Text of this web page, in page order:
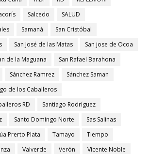
Salcedo
SALUD
Samaná
San Cristóbal
San José de las Matas
San jose de Ocoa
de la Maguana
San Rafael Barahona
Sánchez Ramrez
Sánchez Saman
de los Caballeros
RD
Santiago Rodríguez
Santo Domingo Norte
Sas Salinas
Prerto Plata Tamayo
Tiempo
Valverde Verón
Vicente Noble